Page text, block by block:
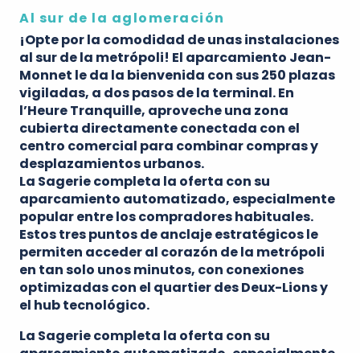
Al sur de la aglomeración
¡Opte por la comodidad de unas instalaciones
al sur de la metrópoli! El aparcamiento Jean-
Monnet le da la bienvenida con sus 250 plazas
vigiladas, a dos pasos de la terminal. En
l’Heure Tranquille, aproveche una zona
cubierta directamente conectada con el
centro comercial para combinar compras y
desplazamientos urbanos.
La Sageriecompleta la oferta con su
aparcamiento automatizado, especialmente
popular entre los compradores habituales.
Estos tres puntos de anclaje estratégicos le
permiten acceder al corazón de la metrópoli
en tan solo unos minutos, con conexiones
optimizadas con el quartier des Deux-Lionsy
el hub tecnológico.
La Sageriecompleta la oferta con su